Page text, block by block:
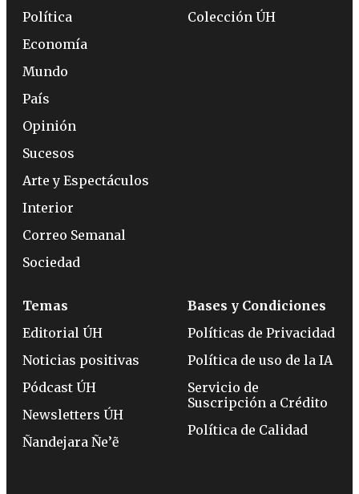
Política
Economía
Mundo
País
Opinión
Sucesos
Arte y Espectáculos
Interior
Correo Semanal
Sociedad
Colección ÚH
Temas
Editorial ÚH
Noticias positivas
Pódcast ÚH
Newsletters ÚH
Ñandejara Ñe’ẽ
Bases y Condiciones
Políticas de Privacidad
Política de uso de la IA
Servicio de
Suscripción a Crédito
Política de Calidad